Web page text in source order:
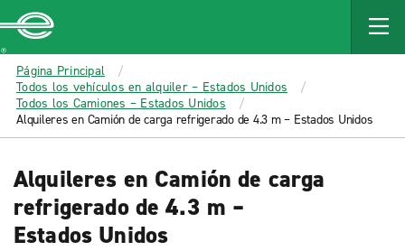
MAIN
CONTENT
Enterprise
Página Principal
Todos los vehículos en alquiler – Estados Unidos
Todos los Camiones – Estados Unidos
Alquileres en Camión de carga refrigerado de 4.3 m – Estados Unidos
Alquileres en Camión de carga
refrigerado de 4.3 m –
Estados Unidos